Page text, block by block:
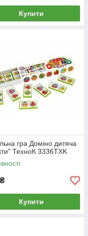
Купити
гра Доміно дитяча
ТехноК 3336TXK
₴
Купити